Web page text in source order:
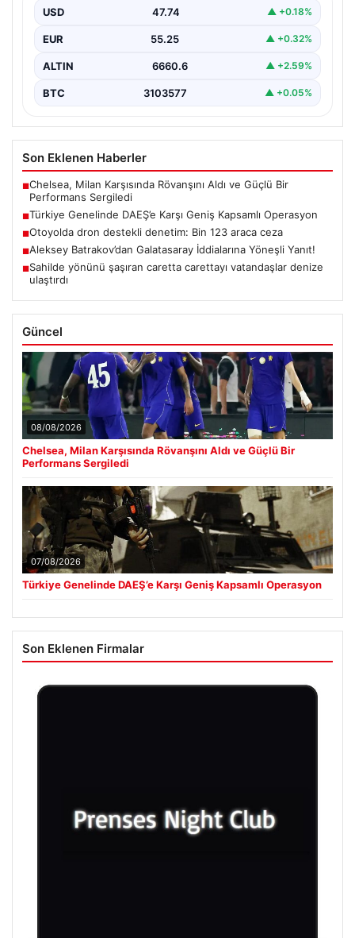
yönelik 30 şehirde büyük çaplı bir operasyon
gerçekleştirildi. Jandarma…
USD 47.74 ▲ +0.18%
EUR 55.25 ▲ +0.32%
ALTIN 6660.6 ▲ +2.59%
BTC 3103577 ▲ +0.05%
Son Eklenen Haberler
■Chelsea, Milan Karşısında Rövanşını Aldı ve Güçlü Bir
Performans Sergiledi
■Türkiye Genelinde DAEŞ’e Karşı Geniş Kapsamlı Operasyon
■Otoyolda dron destekli denetim: Bin 123 araca ceza
■Aleksey Batrakov’dan Galatasaray İddialarına Yöneşli Yanıt!
■Sahilde yönünü şaşıran caretta carettayı vatandaşlar denize
ulaştırdı
Güncel
08/08/2026
Chelsea, Milan Karşısında Rövanşını Aldı ve Güçlü Bir
Performans Sergiledi
07/08/2026
Türkiye Genelinde DAEŞ’e Karşı Geniş Kapsamlı Operasyon
Son Eklenen Firmalar